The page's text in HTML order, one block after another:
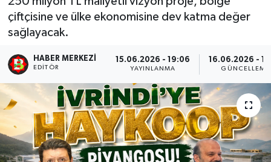
çiftçisine ve ülke ekonomisine dev katma değer
sağlayacak.
HABER MERKEZI
EDITÖR
15.06.2026 - 19:06
YAYINLANMA
16.06.2026 -
GÜNCELLEME